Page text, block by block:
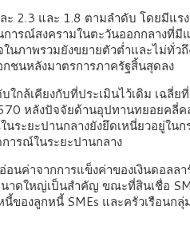
2.3 และ 1.8 ตามลำดับ โดยมีแ
ารณ์สงครามในตะวันออกกลาง
นภาพรวมยังขยายตัวต่ำและไม่
ชนหลังมาตรการภาครัฐสิ้นสุดลง
กล้เคียงกับที่ประเมินไว้เดิม เฉลี่
หลังปัจจัยด้านอุปทานทยอยคลี่
ระยะปานกลางยังยึดเหนี่ยวอยู่ใ
ารณ์ในระยะปานกลาง
นค่าจากการแข็งค่าของเงินดอล
ดใหญ่เป็นสำคัญ ขณะที่สินเชื่อ
องลูกหนี้ SMEs และครัวเรือนกลุ่